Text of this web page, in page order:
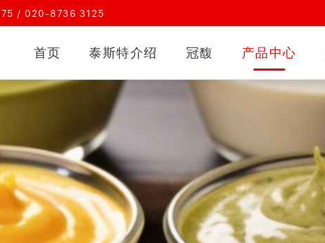
/ 020-8736 3125
首页 泰斯特介绍 冠馥 产品中心